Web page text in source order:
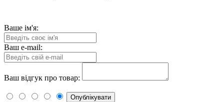
Ваше ім'я:
Ваш e-mail:
Ваш відгук про товар:
Опублікувати